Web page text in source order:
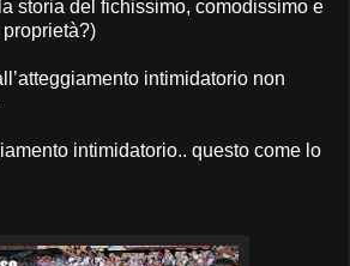
storia del fichissimo, comodissimo e
intimidatorio non
intimidatorio.. questo come lo